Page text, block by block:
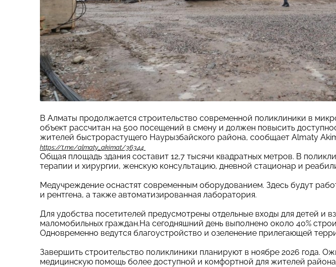
В Алматы продолжается строительство современной поликлиники в
объект рассчитан на 500 посещений в смену и должен повысить
жителей быстрорастущего Наурызбайского района, сообщает Almaty
https://t.me/almaty_akimat/36344
Общая площадь здания составит 12,7 тысячи квадратных метров. В
терапии и хирургии, женскую консультацию, дневной стационар и
Медучреждение оснастят современным оборудованием. Здесь будут
и рентгена, а также автоматизированная лаборатория.
Для удобства посетителей предусмотрены отдельные входы для детей и
маломобильных граждан.На сегодняшний день выполнено около 40%
Одновременно ведутся благоустройство и озеленение прилегающей
Завершить строительство поликлиники планируют в ноябре 2026 года.
медицинскую помощь более доступной и комфортной для жителей